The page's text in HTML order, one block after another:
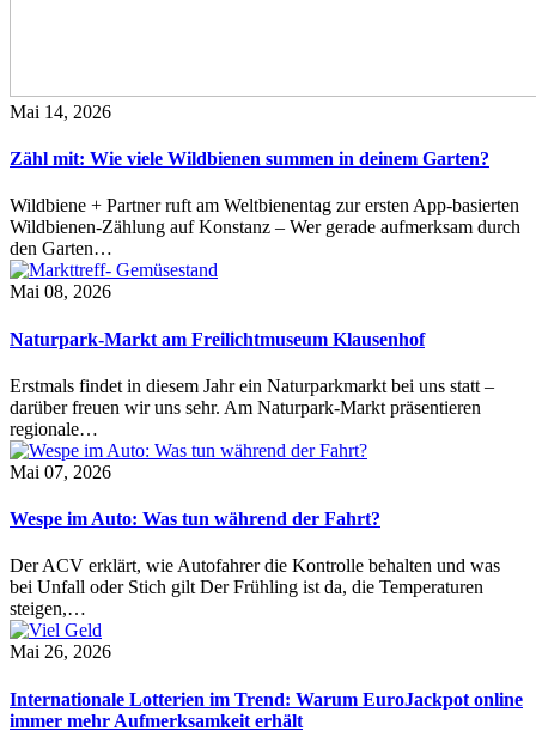
Mai 14, 2026
Zähl mit: Wie viele Wildbienen summen in deinem Garten?
Wildbiene + Partner ruft am Weltbienentag zur ersten App-basierten
Wildbienen-Zählung auf Konstanz – Wer gerade aufmerksam durch
den Garten…
Mai 08, 2026
Naturpark-Markt am Freilichtmuseum Klausenhof
Erstmals findet in diesem Jahr ein Naturparkmarkt bei uns statt –
darüber freuen wir uns sehr. Am Naturpark-Markt präsentieren
regionale…
Mai 07, 2026
Wespe im Auto: Was tun während der Fahrt?
Der ACV erklärt, wie Autofahrer die Kontrolle behalten und was
bei Unfall oder Stich gilt Der Frühling ist da, die Temperaturen
steigen,…
Mai 26, 2026
Internationale Lotterien im Trend: Warum EuroJackpot online
immer mehr Aufmerksamkeit erhält